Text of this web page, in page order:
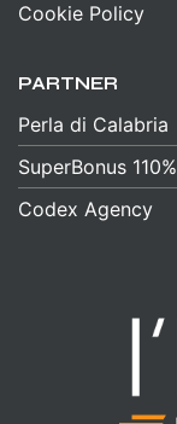
Cookie Policy
PARTNER
Perla di Calabria
SuperBonus 110%
Codex Agency